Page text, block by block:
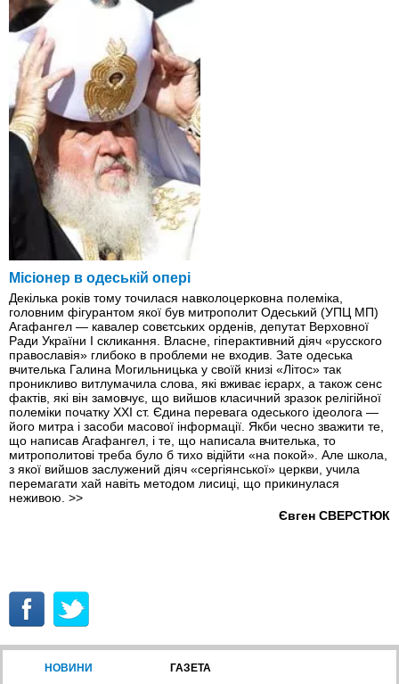
Місіонер в одеській опері
Декілька років тому точилася навколоцерковна полеміка,
головним фігурантом якої був митрополит Одеський (УПЦ МП)
Агафангел — кавалер совєтських орденів, депутат Верховної
Ради України І скликання. Власне, гіперактивний діяч «русского
православія» глибоко в проблеми не входив. Зате одеська
вчителька Галина Могильницька у своїй книзі «Літос» так
проникливо витлумачила слова, які вживає ієрарх, а також сенс
фактів, які він замовчує, що вийшов класичний зразок релігійної
полеміки початку XXI ст. Єдина перевага одеського ідеолога —
його митра і засоби масової інформації. Якби чесно зважити те,
що написав Агафангел, і те, що написала вчителька, то
митрополитові треба було б тихо відійти «на покой». Але школа,
з якої вийшов заслужений діяч «сергіянської» церкви, учила
перемагати хай навіть методом лисиці, що прикинулася
неживою.>>
Євген СВЕРСТЮК
НОВИНИ ГАЗЕТА